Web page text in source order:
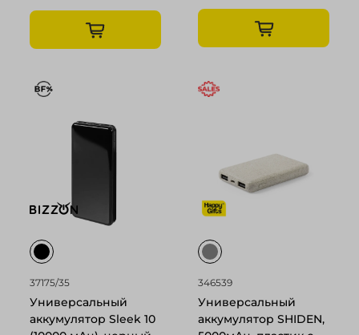
37175/35
Универсальный
аккумулятор Sleek 10
346539
Универсальный
аккумулятор SHIDEN,